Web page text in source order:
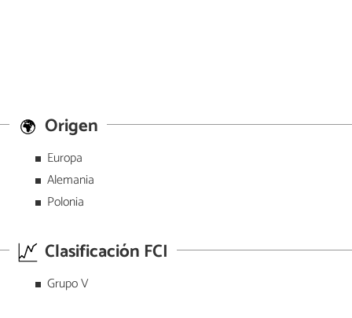
Origen
Europa
Alemania
Polonia
Clasificación FCI
Grupo V